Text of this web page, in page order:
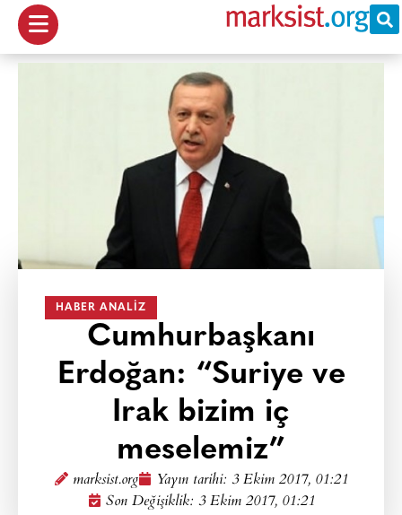
HABER ANALIZ
Cumhurbaşkanı
Erdoğan: “Suriye ve
Irak bizim iç
meselemiz”
marksist.org Yayın tarihi: 3 Ekim 2017, 01:21
Son Değişiklik: 3 Ekim 2017, 01:21